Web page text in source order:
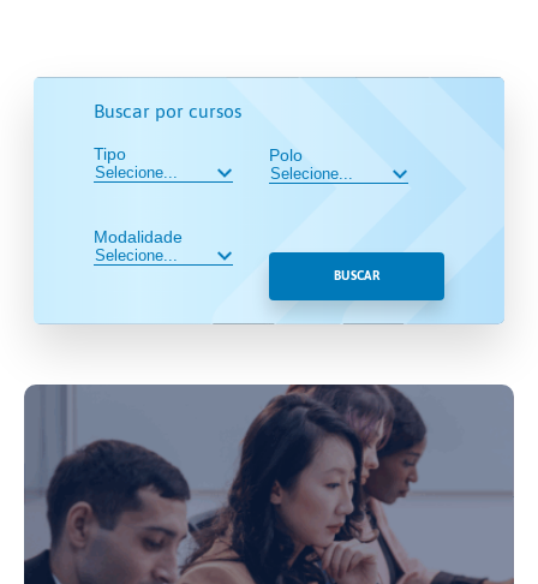
Buscar por cursos
Tipo
Modalidade
Polo
BUSCAR